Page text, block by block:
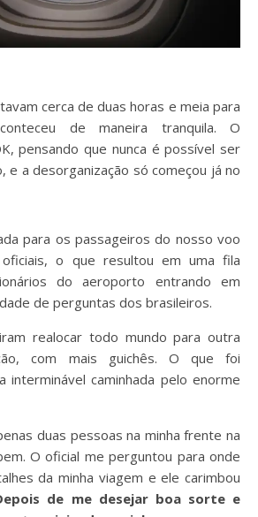
cerca de duas horas e meia para
de maneira tranquila. O
pensando que nunca é possível ser
e a desorganização só começou já no
para os passageiros do nosso voo
o que resultou em uma fila
do aeroporto entrando em
de perguntas dos brasileiros.
realocar todo mundo para outra
com mais guichês. O que foi
interminável caminhada pelo enorme
duas pessoas na minha frente na
O oficial me perguntou para onde
da minha viagem e ele carimbou
de me desejar boa sorte e